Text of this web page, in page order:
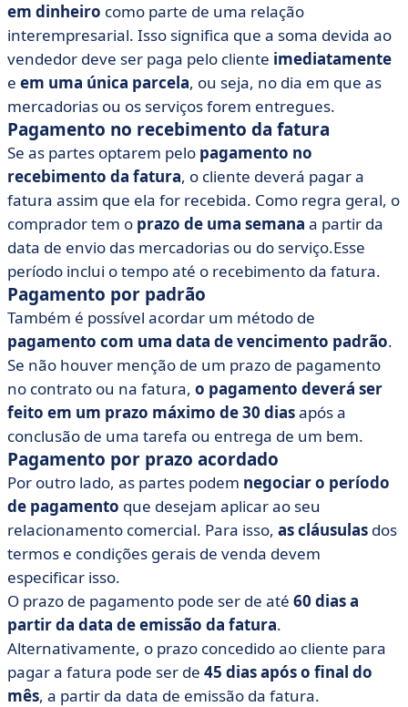
em dinheiro como parte de uma relação
interempresarial. Isso significa que a soma devida ao
vendedor deve ser paga pelo cliente imediatamente
e em uma única parcela, ou seja, no dia em que as
mercadorias ou os serviços forem entregues.
Pagamento no recebimento da fatura
Se as partes optarem pelo pagamento no
recebimento da fatura, o cliente deverá pagar a
fatura assim que ela for recebida. Como regra geral, o
comprador tem o prazo de uma semana a partir da
data de envio das mercadorias ou do serviço.Esse
período inclui o tempo até o recebimento da fatura.
Pagamento por padrão
Também é possível acordar um método de
pagamento com uma data de vencimento padrão.
Se não houver menção de um prazo de pagamento
no contrato ou na fatura, o pagamento deverá ser
feito em um prazo máximo de 30 diasapós a
conclusão de uma tarefa ou entrega de um bem.
Pagamento por prazo acordado
Por outro lado, as partes podem negociar o período
de pagamento que desejam aplicar ao seu
relacionamento comercial. Para isso, as cláusulas dos
termos e condições gerais de venda devem
especificar isso.
O prazo de pagamento pode ser de até 60 dias a
partir da data de emissão da fatura.
Alternativamente, o prazo concedido ao cliente para
pagar a fatura pode ser de 45 dias após o final do
mês, a partir da data de emissão da fatura.